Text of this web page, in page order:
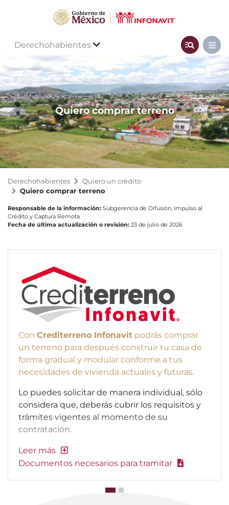
Derechohabientes
Quiero comprar terreno
Derechohabientes
Quiero un crédito
Quiero comprar terreno
Responsable de la información: Subgerencia de Difusión, Impulso al
Crédito y Captura Remota
Fecha de última actualización o revisión: 23 de julio de 2026
Con Crediterreno Infonavit podrás comprar
un terreno para después construir tu casa de
forma gradual y modular conforme a tus
necesidades de vivienda actuales y futuras.
Lo puedes solicitar de manera individual, sólo
considera que, deberás cubrir los requisitos y
trámites vigentes al momento de su
contratación.
Documentos necesarios para tramitar